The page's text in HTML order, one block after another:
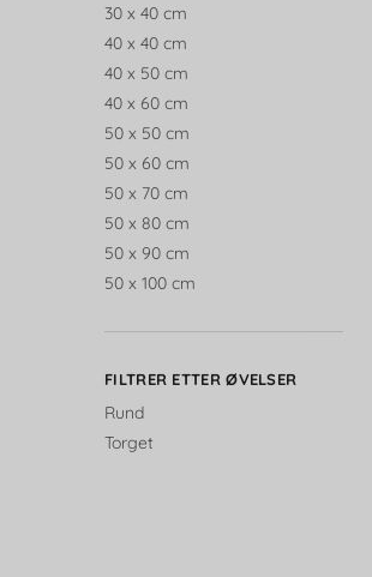
30 x 40 cm
40 x 40 cm
40 x 50 cm
40 x 60 cm
50 x 50 cm
50 x 60 cm
50 x 70 cm
50 x 80 cm
50 x 90 cm
50 x 100 cm
FILTRER ETTER ØVELSER
Rund
Torget